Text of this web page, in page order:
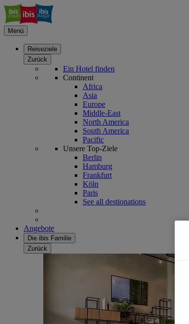
Menü
Reiseziele
Zurück
Ein Hotel finden
Continent
Africa
Asia
Europe
Middle-East
North America
South America
Pacific
Unsere Top-Ziele
Berlin
Hamburg
Frankfurt
Köln
Paris
See all destionations
Angebote
Die ibis Familie
Zurück